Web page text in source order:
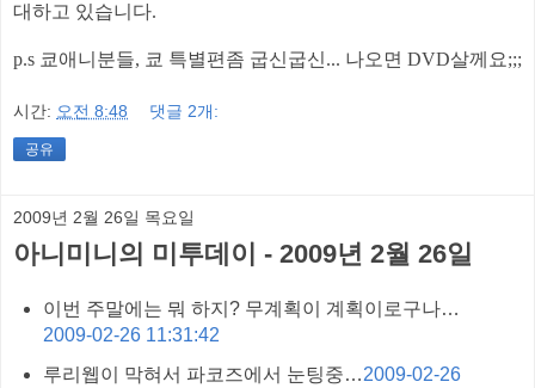
대하고 있습니다.
p.s 쿄애니분들, 쿄 특별편좀 굽신굽신 ... 나오면 DVD살께요;;;
시간: 오전 8:48 댓글 2개:
공유
2009년 2월 26일 목요일
아니미니의 미투데이 - 2009년 2월 26일
이번 주말에는 뭐 하지? 무계획이 계획이로구나…
2009-02-26 11:31:42
루리웹이 막혀서 파코즈에서 눈팅중…2009-02-26